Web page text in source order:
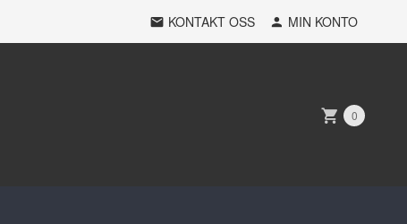
KONTAKT OSS MIN KONTO
0